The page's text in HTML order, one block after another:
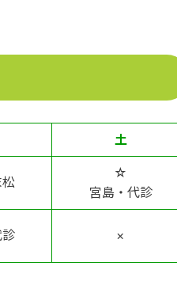
土
☆
宮島・代診
×